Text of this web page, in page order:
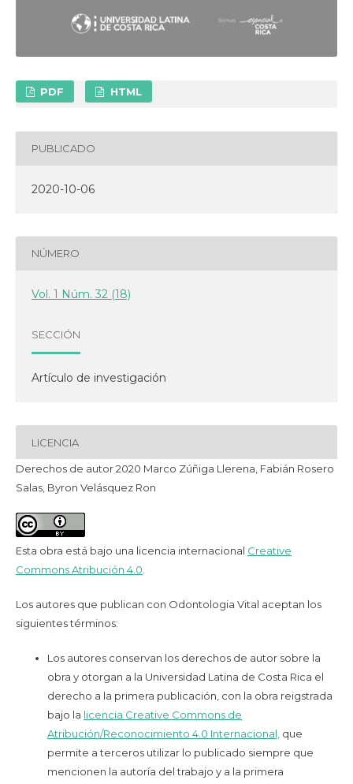
PDF HTML
PUBLICADO
2020-10-06
NÚMERO
Vol. 1 Núm. 32 (18)
SECCIÓN
Artículo de investigación
LICENCIA
Derechos de autor 2020 Marco Zúñiga Llerena, Fabián Rosero
Salas, Byron Velásquez Ron
Esta obra está bajo una licencia internacional Creative
Commons Atribución 4.0
Los autores que publican con Odontologia Vital aceptan los
siguientes términos:
Los autores conservan los derechos de autor sobre la
obra y otorgan a la Universidad Latina de Costa Rica el
derecho a la primera publicación, con la obra reigstrada
bajo la licencia Creative Commons de
Atribución/Reconocimiento 4.0 Internacional, que
permite a terceros utilizar lo publicado siempre que
mencionen la autoría del trabajo y a la primera